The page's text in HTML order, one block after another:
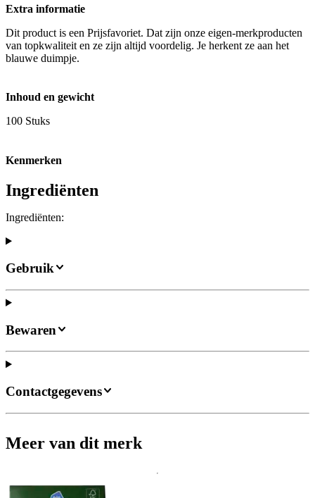
Extra informatie
Dit product is een Prijsfavoriet. Dat zijn onze eigen-merkproducten
van topkwaliteit en ze zijn altijd voordelig. Je herkent ze aan het
blauwe duimpje.
Inhoud en gewicht
100 Stuks
Kenmerken
Ingrediënten
Ingrediënten:
Gebruik
Bewaren
Contactgegevens
Meer van dit merk